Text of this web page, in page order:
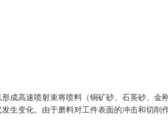
成高速喷射束将喷料（铜矿砂、石英砂、金
生变化。由于磨料对工件表面的冲击和切削